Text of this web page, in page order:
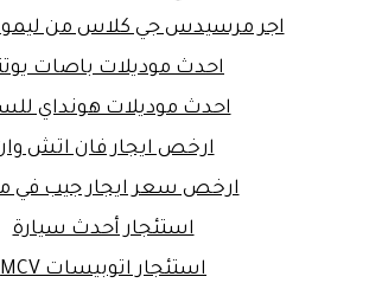
اجر مرسيدس جي كلاس من
احدث موديلات باصات
احدث موديلات هونداي
ارخص ايجار فان اتش
ارخص سعر ايجار جيب في
استئجار أحدث سيارة
استئجار اتوبيسات MCV